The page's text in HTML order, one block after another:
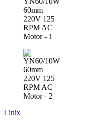
Linix